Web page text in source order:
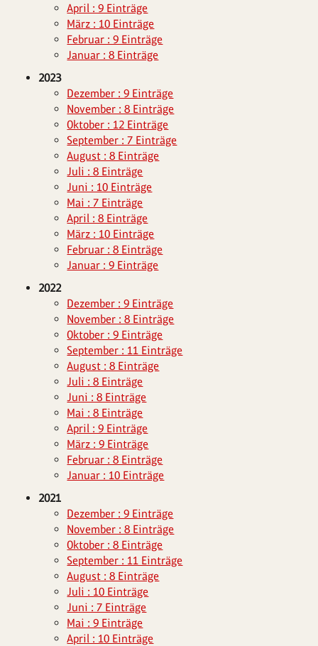
April : 9 Einträge
März : 10 Einträge
Februar : 9 Einträge
Januar : 8 Einträge
2023
Dezember : 9 Einträge
November : 8 Einträge
Oktober : 12 Einträge
September : 7 Einträge
August : 8 Einträge
Juli : 8 Einträge
Juni : 10 Einträge
Mai : 7 Einträge
April : 8 Einträge
März : 10 Einträge
Februar : 8 Einträge
Januar : 9 Einträge
2022
Dezember : 9 Einträge
November : 8 Einträge
Oktober : 9 Einträge
September : 11 Einträge
August : 8 Einträge
Juli : 8 Einträge
Juni : 8 Einträge
Mai : 8 Einträge
April : 9 Einträge
März : 9 Einträge
Februar : 8 Einträge
Januar : 10 Einträge
2021
Dezember : 9 Einträge
November : 8 Einträge
Oktober : 8 Einträge
September : 11 Einträge
August : 8 Einträge
Juli : 10 Einträge
Juni : 7 Einträge
Mai : 9 Einträge
April : 10 Einträge